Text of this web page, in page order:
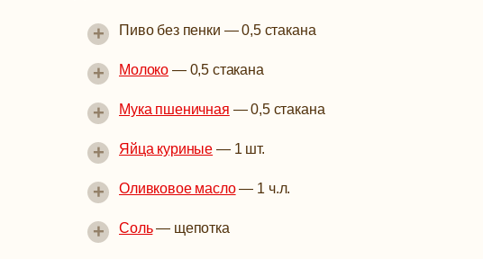
Пиво без пенки —0,5 стакана
+
Молоко — 0,5 стакана
+
Мука пшеничная —0,5 стакана
+
Яйца куриные — 1 шт.
+
Оливковое масло— 1 ч.л.
+
Соль— щепотка
+